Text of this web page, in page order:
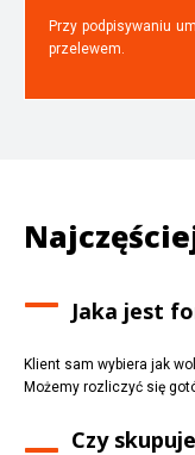
Przy podpisywaniu
przelewem.
Jaka jest
Klient sam wybiera jak
Możemy rozliczyć się
Czy